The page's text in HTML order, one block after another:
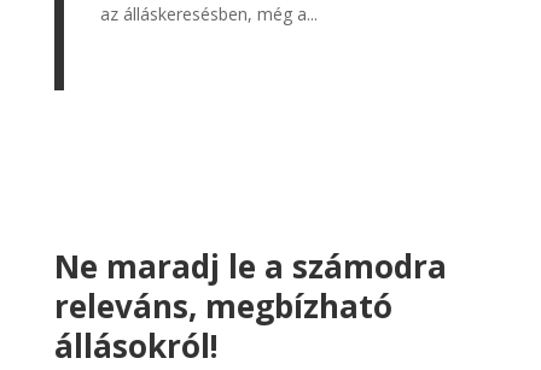
az álláskeresésben, még a...
Ne maradj le a számodra
releváns, megbízható
állásokról!